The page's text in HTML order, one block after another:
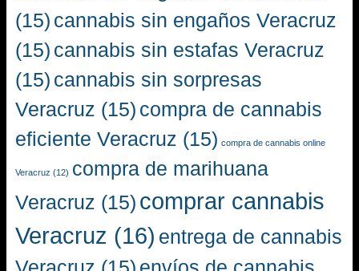
(15) cannabis sin engaños Veracruz
(15) cannabis sin estafas Veracruz
(15) cannabis sin sorpresas
Veracruz (15) compra de cannabis
eficiente Veracruz (15) compra de cannabis online
Veracruz (12) compra de marihuana
Veracruz (15) comprar cannabis
Veracruz (16) entrega de cannabis